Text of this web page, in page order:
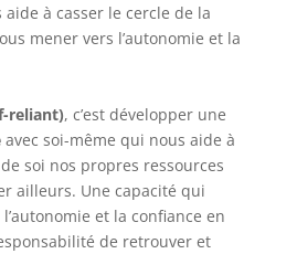
aide à casser le cercle de la
mener vers l’autonomie et la
reliant), c’est développer une
avec soi-même qui nous aide à
soi nos propres ressources
ailleurs. Une capacité qui
l’autonomie et la confiance en
de retrouver et